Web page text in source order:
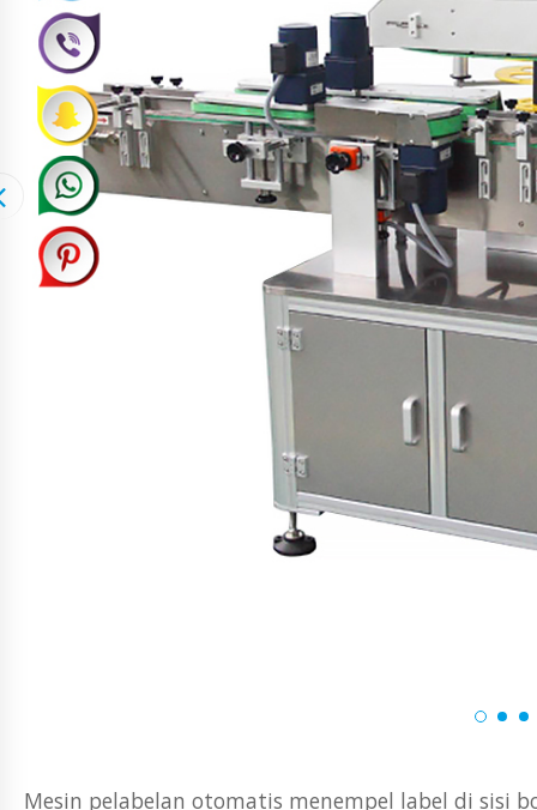
Mesin pelabelan otomatis menempel label di sisi